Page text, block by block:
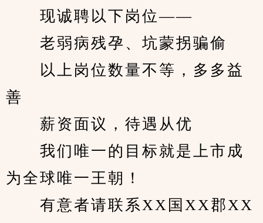
现诚聘以下岗位——
老弱病残孕、坑蒙拐骗偷
以上岗位数量不等，多多益
善
薪资面议，待遇从优
我们唯一的目标就是上市成
为全球唯一王朝！
有意者请联系XX国XX郡XX